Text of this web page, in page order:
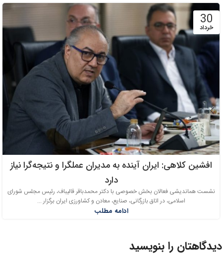
30
خرداد
افشین کلاهی: ایران آینده به مدیران عملگرا و نتیجه‌گرا نیاز
دارد
نشست هماندیشی فعالان بخش خصوصی با دکتر محمدباقر قالیباف، رئیس مجلس شورای
اسلامی، در اتاق بازرگانی، صنایع، معادن و کشاورزی ایران برگزار ...
ادامه مطلب
دیدگاهتان را بنویسید